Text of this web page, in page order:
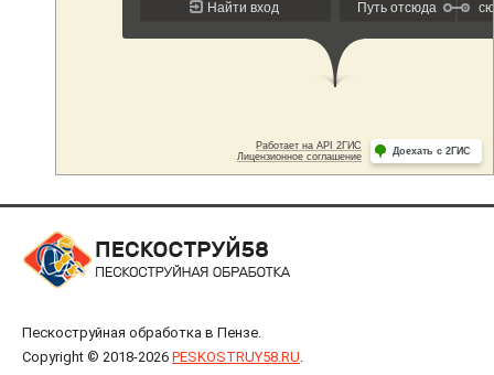
Пескоструйная обработка в Пензе.
Copyright © 2018-2026 PESKOSTRUY58.RU.